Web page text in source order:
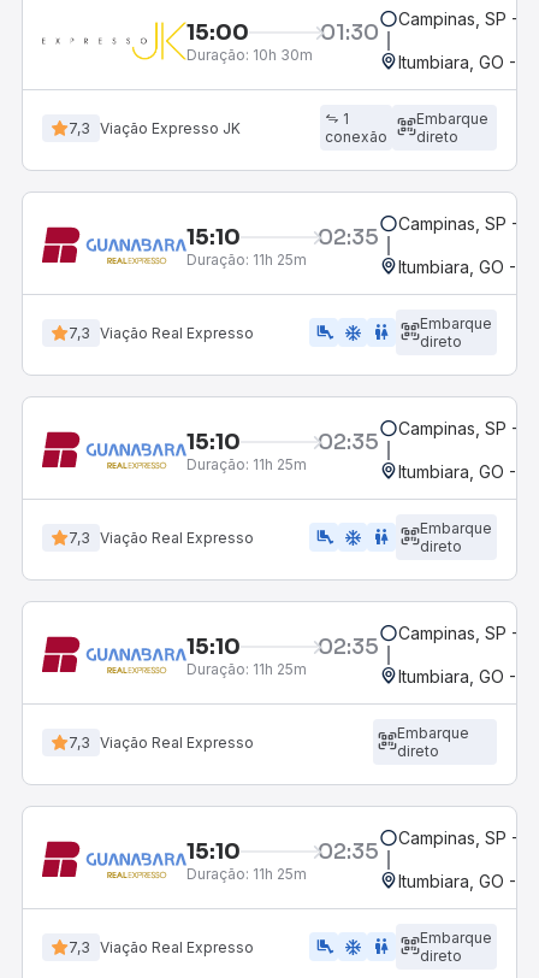
15:00 01:30
Duração: 10h 30m
Campinas, SP -
Itumbiara, GO -
7,3 Viação Expresso JK
1
conexão
Embarque
direto
15:10 02:35
Duração: 11h 25m
Campinas, SP -
Itumbiara, GO -
7,3 Viação Real Expresso airline_seat_legroom_extra ac_unit WC
Embarque
direto
15:10 02:35
Duração: 11h 25m
Campinas, SP -
Itumbiara, GO -
7,3 Viação Real Expresso airline_seat_legroom_extra ac_unit wc
Embarque
direto
15:10 02:35
Duração: 11h 25m
Campinas, SP -
Itumbiara, GO -
7,3 Viação Real Expresso
Embarque
direto
15:10 02:35
Duração: 11h 25m
Campinas, SP -
Itumbiara, GO -
7,3 Viação Real Expresso airline_seat_legroom_extra ac_unit wc
Embarque
direto